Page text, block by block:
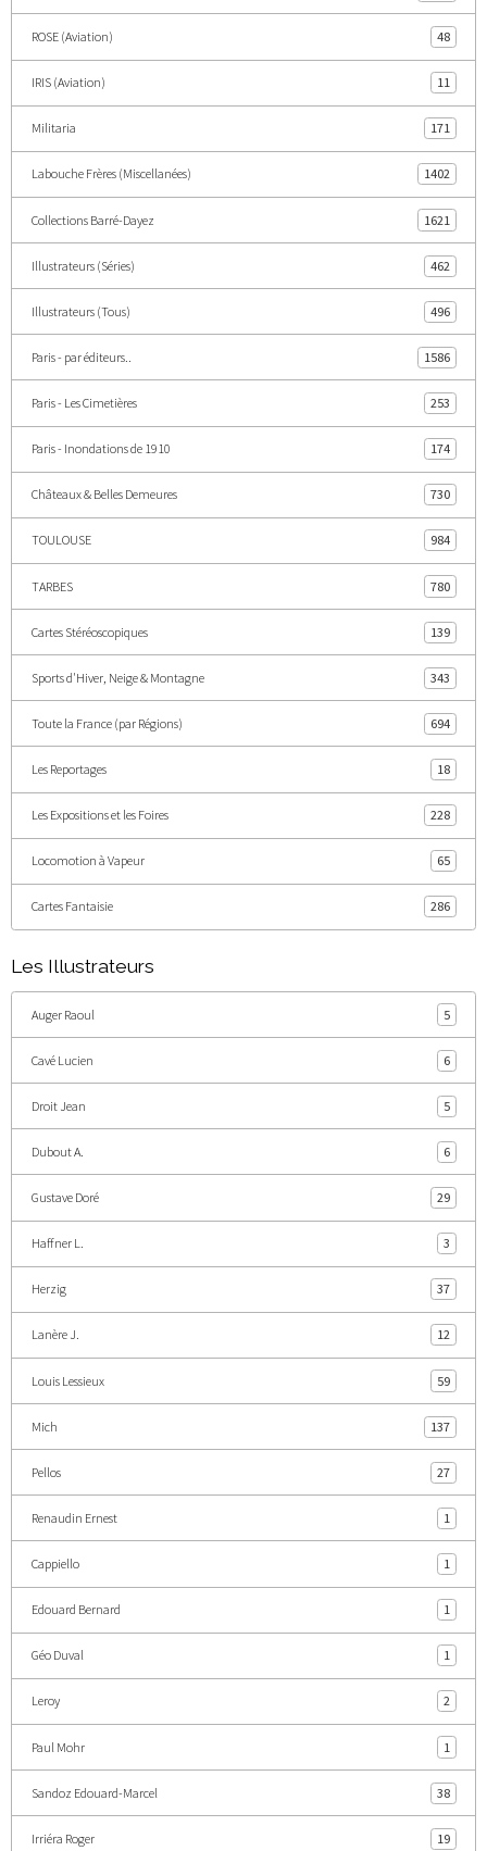
ROSE (Aviation) 48
IRIS (Aviation) 11
Militaria 171
Labouche Frères (Miscellanées) 1402
Collections Barré-Dayez 1621
Illustrateurs (Séries) 462
Illustrateurs (Tous) 496
Paris - par éditeurs.. 1586
Paris - Les Cimetières 253
Paris - Inondations de 1910 174
Châteaux & Belles Demeures 730
TOULOUSE 984
TARBES 780
Cartes Stéréoscopiques 139
Sports d'Hiver, Neige & Montagne 343
Toute la France (par Régions) 694
Les Reportages 18
Les Expositions et les Foires 228
Locomotion à Vapeur 65
Cartes Fantaisie 286
Les Illustrateurs
Auger Raoul 5
Cavé Lucien 6
Droit Jean 5
Dubout A. 6
Gustave Doré 29
Haffner L. 3
Herzig 37
Lanère J. 12
Louis Lessieux 59
Mich 137
Pellos 27
Renaudin Ernest 1
Cappiello 1
Edouard Bernard 1
Géo Duval 1
Leroy 2
Paul Mohr 1
Sandoz Edouard-Marcel 38
Irriéra Roger 19